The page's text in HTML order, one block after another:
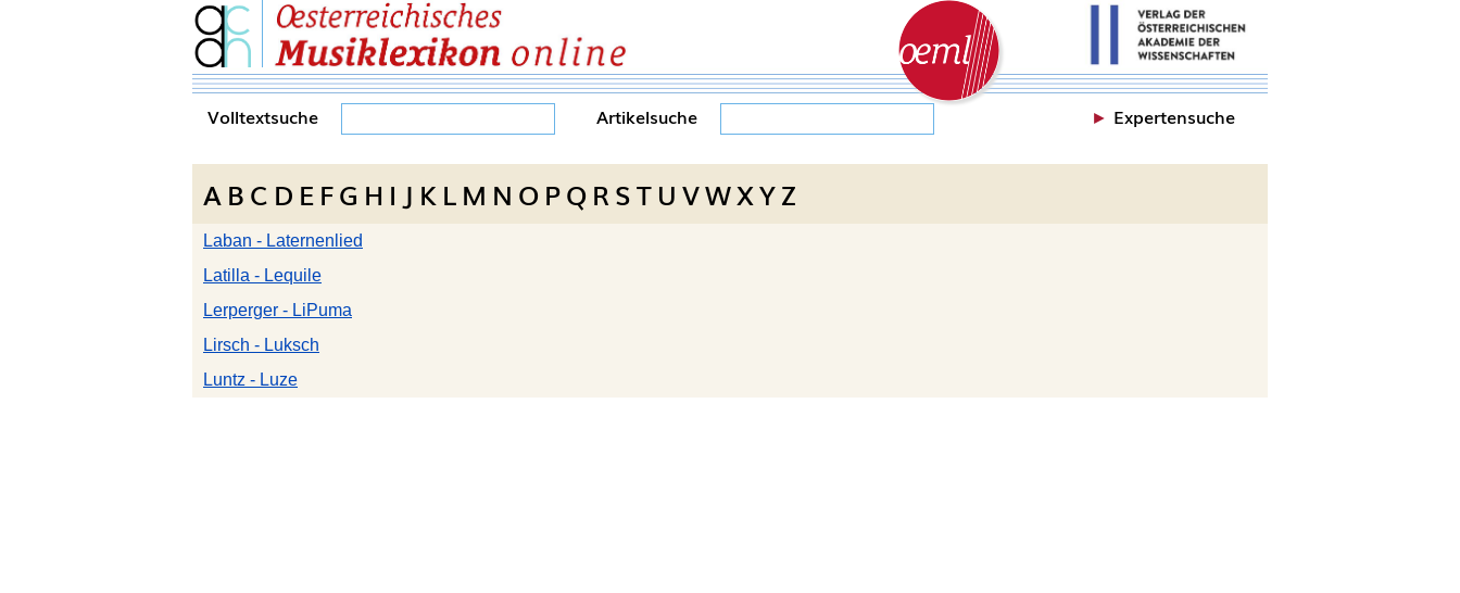
Volltextsuche Artikelsuche ► Expertensuche
A B C D E FG H I J K L M N O PQ R ST U VWXYZ
Laban - Laternenlied
Latilla - Lequile
Lerperger - LiPuma
Lirsch - Luksch
Luntz - Luze